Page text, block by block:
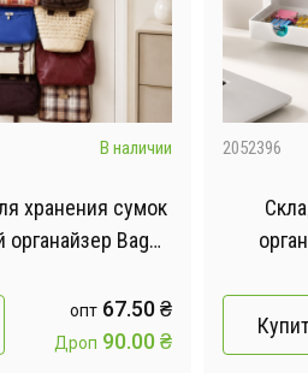
В наличии
хранения сумок
Bag
опт 67.50 ₴
Дроп 90.00 ₴
2052396